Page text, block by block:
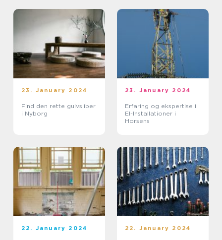
23. January 2024
Find den rette gulvsliber
i Nyborg
23. January 2024
Erfaring og ekspertise i
El-Installationer i
Horsens
22. January 2024 22. January 2024